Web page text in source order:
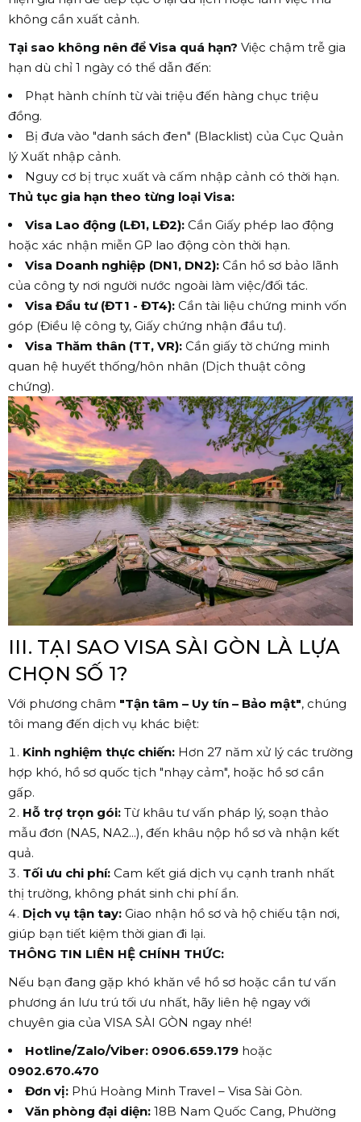
không cần xuất cảnh.
Tại sao không nên để Visa quá hạn? Việc chậm trễ gia
hạn dù chỉ 1 ngày có thể dẫn đến:
Phạt hành chính từ vài triệu đến hàng chục triệu
đồng.
Bị đưa vào "danh sách đen" (Blacklist) của Cục Quản
lý Xuất nhập cảnh.
Nguy cơ bị trục xuất và cấm nhập cảnh có thời hạn.
Thủ tục gia hạn theo từng loại Visa:
Visa Lao động (LĐ1, LĐ2): Cần Giấy phép lao động
hoặc xác nhận miễn GP lao động còn thời hạn.
Visa Doanh nghiệp (DN1, DN2): Cần hồ sơ bảo lãnh
của công ty nơi người nước ngoài làm việc/đối tác.
Visa Đầu tư (ĐT1 - ĐT4): Cần tài liệu chứng minh vốn
góp (Điều lệ công ty, Giấy chứng nhận đầu tư).
Visa Thăm thân (TT, VR): Cần giấy tờ chứng minh
quan hệ huyết thống/hôn nhân (Dịch thuật công
chứng).
III. TẠI SAO VISA SÀI GÒN LÀ LỰA
CHỌN SỐ 1?
Với phương châm "Tận tâm – Uy tín – Bảo mật", chúng
tôi mang đến dịch vụ khác biệt:
Kinh nghiệm thực chiến: Hơn 27 năm xử lý các trường
hợp khó, hồ sơ quốc tịch "nhạy cảm", hoặc hồ sơ cần
gấp.
Hỗ trợ trọn gói: Từ khâu tư vấn pháp lý, soạn thảo
mẫu đơn (NA5, NA2...), đến khâu nộp hồ sơ và nhận kết
quả.
Tối ưu chi phí: Cam kết giá dịch vụ cạnh tranh nhất
thị trường, không phát sinh chi phí ẩn.
Dịch vụ tận tay: Giao nhận hồ sơ và hộ chiếu tận nơi,
giúp bạn tiết kiệm thời gian đi lại.
THÔNG TIN LIÊN HỆ CHÍNH THỨC:
Nếu bạn đang gặp khó khăn về hồ sơ hoặc cần tư vấn
phương án lưu trú tối ưu nhất, hãy liên hệ ngay với
chuyên gia của VISA SÀI GÒN ngay nhé!
Hotline/Zalo/Viber: 0906.659.179 hoặc
0902.670.470
Đơn vị: Phú Hoàng Minh Travel – Visa Sài Gòn.
Văn phòng đại diện: 18B Nam Quốc Cang, Phường